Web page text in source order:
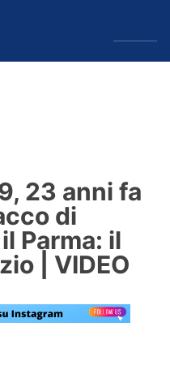
23 anni fa
di
Parma: il
| VIDEO